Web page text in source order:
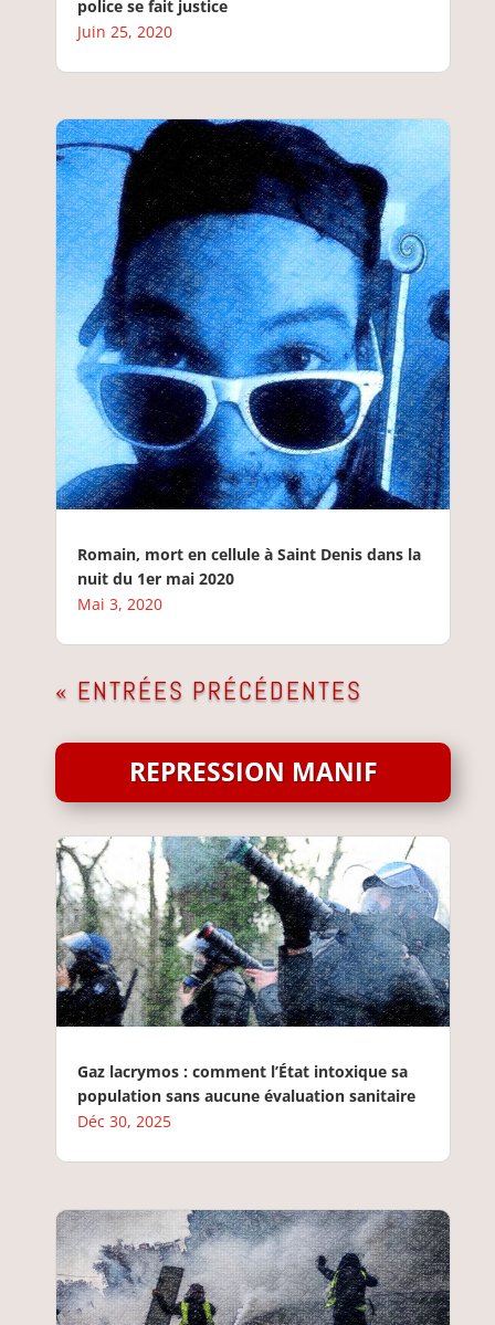
police se fait justice
Juin 25, 2020
Romain, mort en cellule à Saint Denis dans la
nuit du 1er mai 2020
Mai 3, 2020
« ENTRÉES PRÉCÉDENTES
REPRESSION MANIF
Gaz lacrymos : comment l’État intoxique sa
population sans aucune évaluation sanitaire
Déc 30, 2025